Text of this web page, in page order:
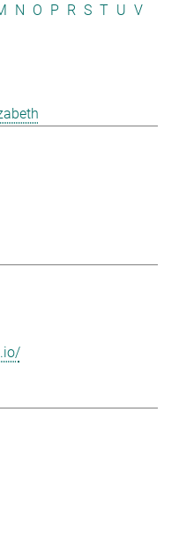
N O P R S T U V